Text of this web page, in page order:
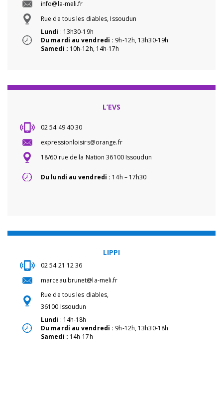
info@la-meli.fr
Rue de tous les diables, Issoudun
Lundi : 13h30-19h
Du mardi au vendredi : 9h-12h, 13h30-19h
Samedi : 10h-12h, 14h-17h
L’EVS
02 54 49 40 30
expressionloisirs@orange.fr
18/60 rue de la Nation 36100 Issoudun
Du lundi au vendredi : 14h – 17h30
LIPPI
02 54 21 12 36
marceau.brunet@la-meli.fr
Rue de tous les diables,
36100 Issoudun
Lundi : 14h-18h
Du mardi au vendredi : 9h-12h, 13h30-18h
Samedi : 14h-17h